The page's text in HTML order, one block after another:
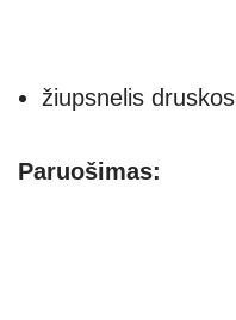
žiupsnelis druskos
Paruošimas: